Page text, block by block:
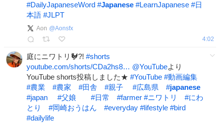
#DailyJapaneseWord #Japanese #LearnJapanese #日
本語 #JLPT
Aon @Aonsfx
4:02
庭にニワトリ🐓?! #shorts
youtube.com/shorts/CDa2hs8… @YouTubeより
YouTube shorts投稿しました★ #YouTube #動画編集
#農業 #農家 #田舎 #親子 #広島県 #japanese
#japan #父娘 #日常 #farmer #ニワトリ #にわ
とり
#岡崎おうはん #everyday #lifestyle #bird
#dailylife